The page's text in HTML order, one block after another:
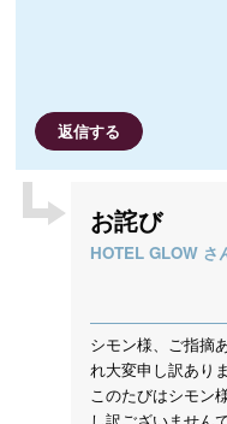
返信する
お詫び
HOTEL GLOW さ
シモン様、ご指摘
れ大変申し訳あり
このたびはシモン